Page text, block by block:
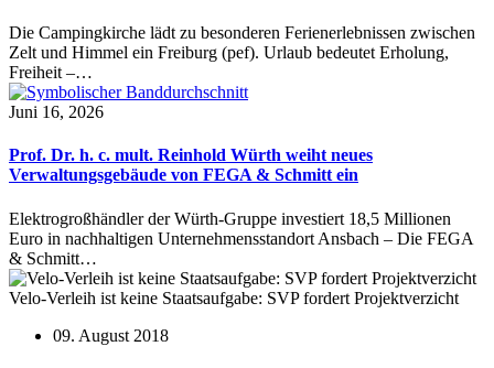
Die Campingkirche lädt zu besonderen Ferienerlebnissen zwischen
Zelt und Himmel ein Freiburg (pef). Urlaub bedeutet Erholung,
Freiheit –…
Juni 16, 2026
Prof. Dr. h. c. mult. Reinhold Würth weiht neues
Verwaltungsgebäude von FEGA & Schmitt ein
Elektrogroßhändler der Würth-Gruppe investiert 18,5 Millionen
Euro in nachhaltigen Unternehmensstandort Ansbach – Die FEGA
& Schmitt…
Velo-Verleih ist keine Staatsaufgabe: SVP fordert Projektverzicht
09. August 2018